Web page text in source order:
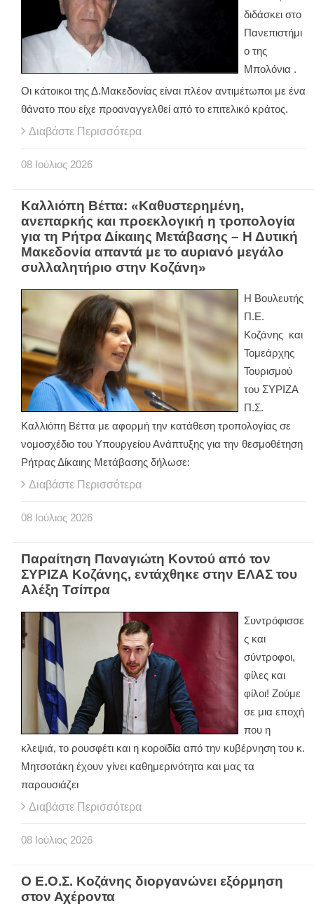
διδάσκει στο
Πανεπιστήμι
ο της
Μπολόνια .
Οι κάτοικοι της Δ.Μακεδονίας είναι πλέον αντιμέτωποι με ένα
θάνατο που είχε προαναγγελθεί από το επιτελικό κράτος.
Διαβάστε Περισσότερα
08 Ιούλιος 2026
Καλλιόπη Βέττα: «Καθυστερημένη,
ανεπαρκής και προεκλογική η τροπολογία
για τη Ρήτρα Δίκαιης Μετάβασης – Η Δυτική
Μακεδονία απαντά με το αυριανό μεγάλο
συλλαλητήριο στην Κοζάνη»
Η Βουλευτής
Π.Ε.
Κοζάνης και
Τομεάρχης
Τουρισμού
του ΣΥΡΙΖΑ
Π.Σ.
Καλλιόπη Βέττα με αφορμή την κατάθεση τροπολογίας σε
νομοσχέδιο του Υπουργείου Ανάπτυξης για την θεσμοθέτηση
Ρήτρας Δίκαιης Μετάβασης δήλωσε:
Διαβάστε Περισσότερα
08 Ιούλιος 2026
Παραίτηση Παναγιώτη Κοντού από τον
ΣΥΡΙΖΑ Κοζάνης, εντάχθηκε στην ΕΛΑΣ του
Αλέξη Τσίπρα
Συντρόφισσε
ς και
σύντροφοι,
φίλες και
φίλοι! Ζούμε
σε μια εποχή
που η
κλεψιά, το ρουσφέτι και η κοροϊδία από την κυβέρνηση του κ.
Μητσοτάκη έχουν γίνει καθημερινότητα και μας τα
παρουσιάζει
Διαβάστε Περισσότερα
08 Ιούλιος 2026
Ο Ε.Ο.Σ. Κοζάνης διοργανώνει εξόρμηση
στον Αχέροντα